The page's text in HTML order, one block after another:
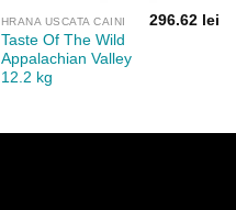
HRANA USCATA CAINI
Taste Of The Wild
Appalachian Valley
12.2 kg
296.62 lei